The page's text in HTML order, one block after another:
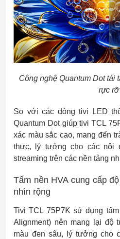
Công nghệ Quantum Dot tái
rực rỡ
So với các dòng tivi LED
Quantum Dot giúp tivi TCL
xác màu sắc cao, mang đến
thực, lý tưởng cho các nội
streaming trên các nền tảng
Tấm nền HVA cung cấp
nhìn rộng
Tivi TCL 75P7K sử dụng tấm
Alignment) nên mang lại độ
màu đen sâu, lý tưởng cho